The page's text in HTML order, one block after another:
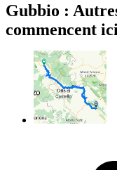
Gubbio :
commencent ici